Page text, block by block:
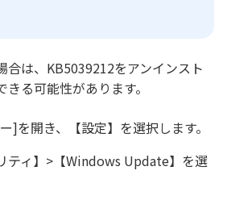
合は、KB5039212をアンインスト
る可能性があります。
]を開き、【設定】を選択します。
ティ】>【Windows Update】を選